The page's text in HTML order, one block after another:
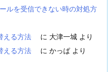
ルを受信できない時の対処方
える方法
に 大津一城 より
える方法
に かっぱ より